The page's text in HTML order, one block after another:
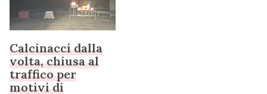
Calcinacci dalla
volta, chiusa al
traffico per
motivi di